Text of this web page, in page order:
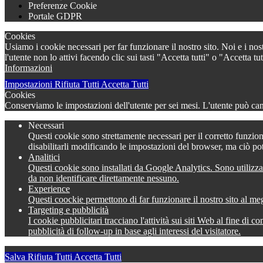
Preferenze Cookie
Portale GDPR
Cookies
Usiamo i cookie necessari per far funzionare il nostro sito. Noi e i
l'utente non lo attivi facendo clic sui tasti "Accetta tutti" o "Accetta
Informazioni
Impostazioni Rifiuta TuttiAccetta Tutti
Cookies
Conserviamo le impostazioni dell'utente per sei mesi. L'utente può
Necessari
Questi cookie sono strettamente necessari per il corretto
disabilitarli modificando le impostazioni del browser, ma ciò
Analitici
Questi cookie sono installati da Google Analytics. Sono
da non identificare direttamente nessuno.
Experience
Questi coockie permettono di far funzionare il nostro sito al
Targeting e pubblicità
I cookie pubblicitari tracciano l'attività sui siti Web al fine di
pubblicità di follow-up in base agli interessi del visitatore.
Salva Rifiuta TuttiAccetta Tutti